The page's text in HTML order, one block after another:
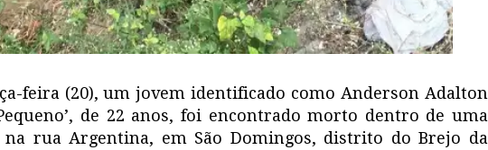
feira (20), um jovem identificado como Anderson Adalton
de 22 anos, foi encontrado morto dentro de uma
na rua Argentina, em São Domingos, distrito do Brejo da